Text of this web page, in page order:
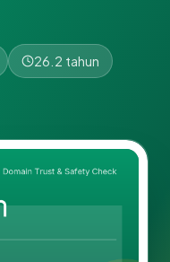
26.2 tahun